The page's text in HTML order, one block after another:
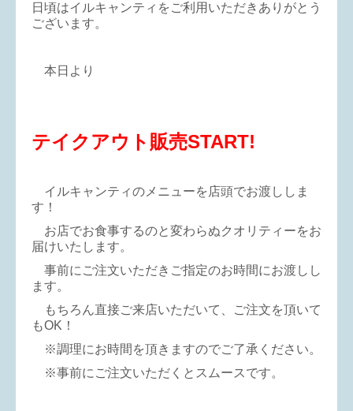
日頃はイルキャンティをご利用いただきありがとう
ございます。
本日より
テイクアウト販売START!
イルキャンティのメニューを店頭でお渡ししま
す！
お店でお食事するのと変わらぬクオリティーをお
届けいたします。
事前にご注文いただきご指定のお時間にお渡しし
ます。
もちろん直接ご来店いただいて、ご注文を頂いて
もOK！
※調理にお時間を頂きますのでご了承ください。
※事前にご注文いただくとスムースです。